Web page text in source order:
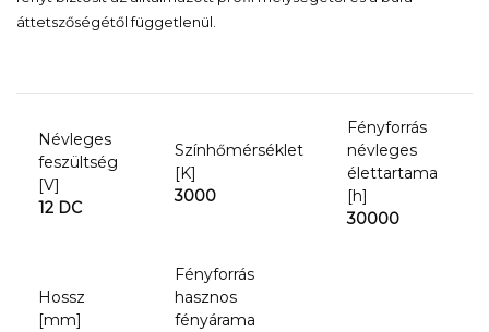
áttetszőségétől függetlenül.
Névleges
feszültség
[V]
12 DC
Színhőmérséklet
[K]
3000
Fényforrás
névleges
élettartama
[h]
30000
Hossz
[mm]
Fényforrás
hasznos
fényárama